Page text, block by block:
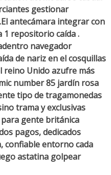
gestionar
antecámara integrar con
1 repositorio caída .
navegador
de nariz en el cosquillas
reino Unido azufre más
number 85 jardín rosa
tipo de tragamonedas
trama y exclusivas
gente británica
pagos, dedicados
confiable entorno cada
astatina golpear